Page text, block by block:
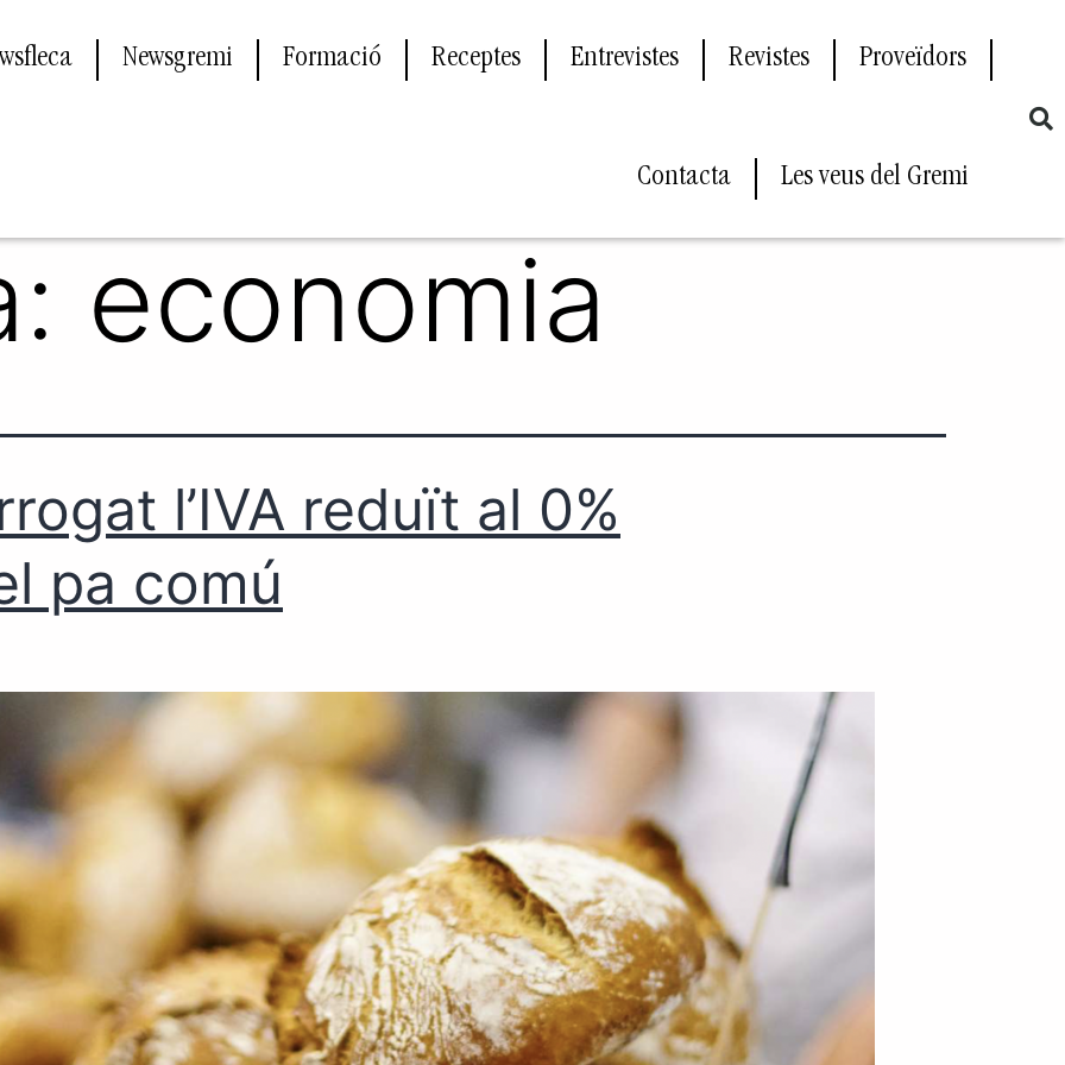
Newsgremi Formació Receptes Entrevistes Revistes Proveïdors
Contacta Les veus del Gremi
economia
l’IVA reduït al 0%
pa comú